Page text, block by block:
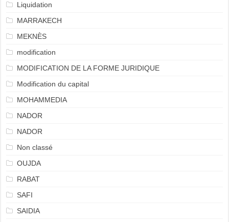
Liquidation
MARRAKECH
MEKNÈS
modification
MODIFICATION DE LA FORME JURIDIQUE
Modification du capital
MOHAMMEDIA
NADOR
NADOR
Non classé
OUJDA
RABAT
SAFI
SAIDIA